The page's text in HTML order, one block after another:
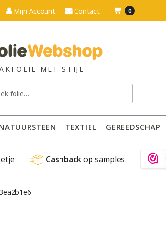
Mijn Account Contact 0
NATUURSTEEN TEXTIEL GEREEDSCHAP
Cashback op samples